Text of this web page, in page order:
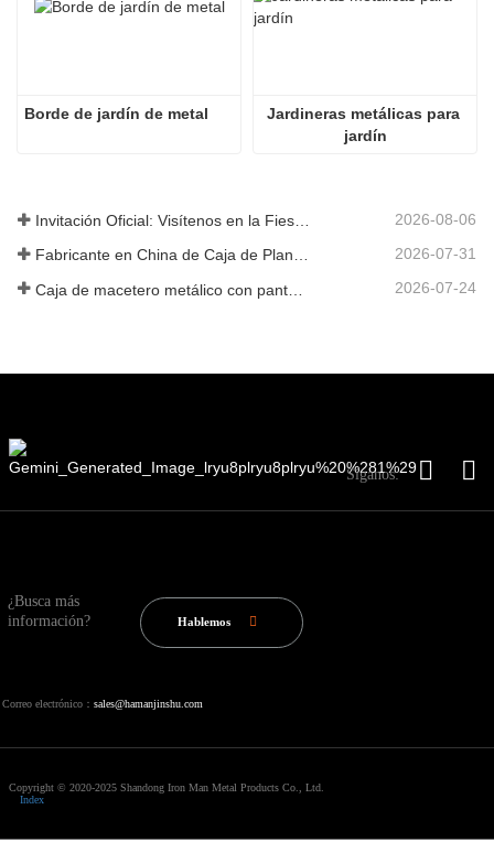
Borde de jardín de metal
Jardineras metálicas para
jardín
2026-08-06
Fabricante en China de Caja de Plantas Metálica Personalizada con Enrejado para Soluciones de Jardín de Privacidad en Exterior 2026-07-31
2026-07-24
Síganos:
¿Busca más
información?
Hablemos
Correo electrónico： sales@hamanjinshu.com
Copyright © 2020-2025 Shandong Iron Man Metal Products Co., Ltd.
Index